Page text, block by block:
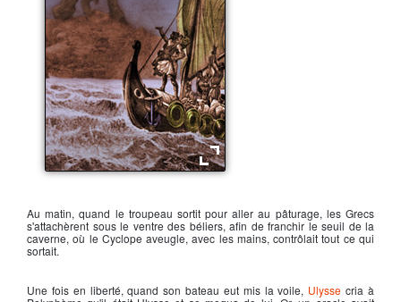
Au matin, quand le troupeau sortit pour aller au pâturage, les Grecs
s'attachèrent sous le ventre des béliers, afin de franchir le seuil de la
caverne, où le Cyclope aveugle, avec les mains, contrôlait tout ce qui
sortait.
Une fois en liberté, quand son bateau eut mis la voile, Ulysse cria à